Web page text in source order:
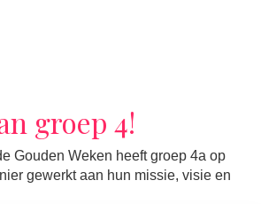
groep 4!
Gouden Weken heeft groep 4a op
gewerkt aan hun missie, visie en